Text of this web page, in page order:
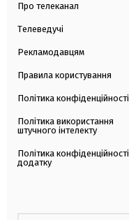
Про телеканал
Телеведучі
Рекламодавцям
Правила користування
Політика конфіденційності
Політика використання
штучного інтелекту
Політика конфіденційності
додатку